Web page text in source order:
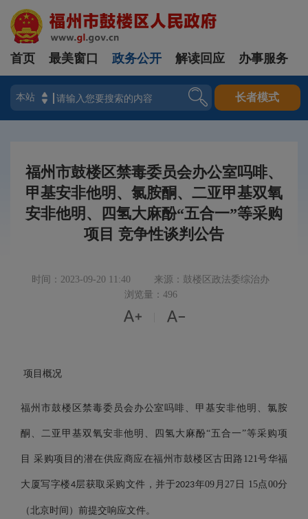
登录
首页 最美窗口 政务公开 解读回应 办事服务
长者模式
福州市鼓楼区禁毒委员会办公室吗啡、
甲基安非他明、氯胺酮、二亚甲基双氧
安非他明、四氢大麻酚“五合一”等采购
项目 竞争性谈判公告
时间：2023-09-20 11:40
来源：鼓楼区政法委综治办
浏览量：496
 
项目概况
福州市鼓楼区禁毒委员会办公室吗啡、甲基安非他明、氯胺
酮、二亚甲基双氧安非他明、四氢大麻酚“五合一”等采购项
目 采购项目的潜在供应商应在福州市鼓楼区古田路 121号华福
大厦写字楼4层获取采购文件，并于2023年09 月 27 日 15点00分
（北京时间）前提交响应文件。